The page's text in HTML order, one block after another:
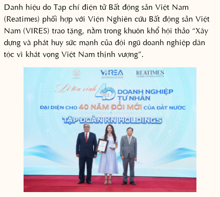
Danh hiệu do Tạp chí điện tử Bất động sản Việt Nam
(Reatimes) phối hợp với Viện Nghiên cứu Bất động sản Việt
Nam (VIRES) trao tặng, nằm trong khuôn khổ hội thảo “Xây
dựng và phát huy sức mạnh của đội ngũ doanh nghiệp dân
tộc vì khát vọng Việt Nam thịnh vượng”.